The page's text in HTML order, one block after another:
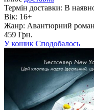
Термін доставки: В
Вік: 16+
Жанр: Авантюрний роман
459 Грн.
У кошик Сподобалось